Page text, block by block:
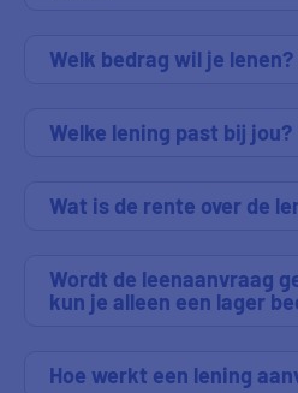
Welk bedrag wil je lenen?
Welke lening past bij jou?
Wat is de rente over de
Wordt de leenaanvraag
kun je alleen een lager
Hoe werkt een lening